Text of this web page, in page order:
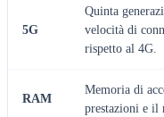
5G
Quinta
velocità di
rispetto al 4G.
RAM
Memoria di
prestazioni e il